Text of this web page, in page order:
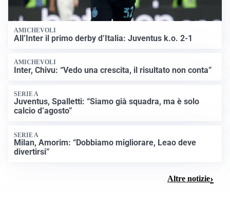
AMICHEVOLI
All’Inter il primo derby d’Italia: Juventus k.o. 2-1
AMICHEVOLI
Inter, Chivu: “Vedo una crescita, il risultato non conta”
SERIE A
Juventus, Spalletti: “Siamo già squadra, ma è solo
calcio d’agosto”
SERIE A
Milan, Amorim: “Dobbiamo migliorare, Leao deve
divertirsi”
Altre notizie